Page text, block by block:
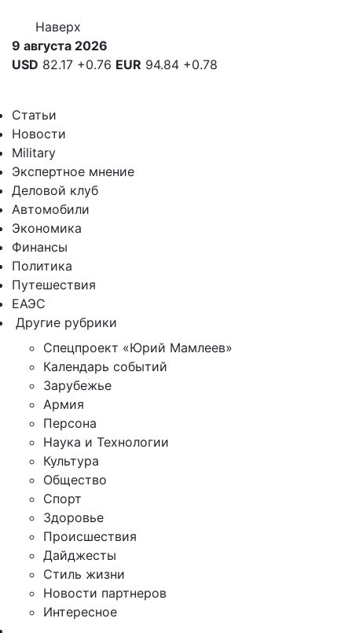
Наверх
9 августа 2026
USD 82.17 +0.76 EUR 94.84 +0.78
Статьи
Новости
Military
Экспертное мнение
Деловой клуб
Автомобили
Экономика
Финансы
Политика
Путешествия
ЕАЭС
Другие рубрики
Спецпроект «Юрий Мамлеев»
Календарь событий
Зарубежье
Армия
Персона
Наука и Технологии
Культура
Общество
Спорт
Здоровье
Происшествия
Дайджесты
Стиль жизни
Новости партнеров
Интересное